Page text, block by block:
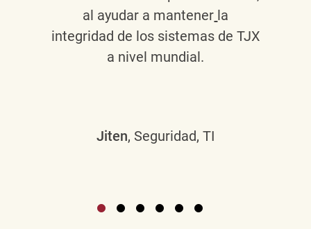
al ayudar a mantener la
integridad de los sistemas de TJX
a nivel mundial.
Jiten, Seguridad, TI